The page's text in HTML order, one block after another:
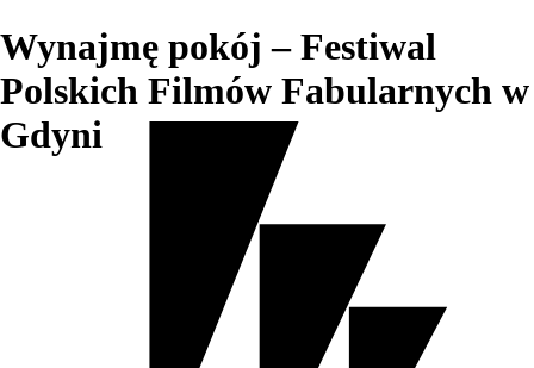
Wynajmę pokój – Festiwal
Polskich Filmów Fabularnych w
Gdyni